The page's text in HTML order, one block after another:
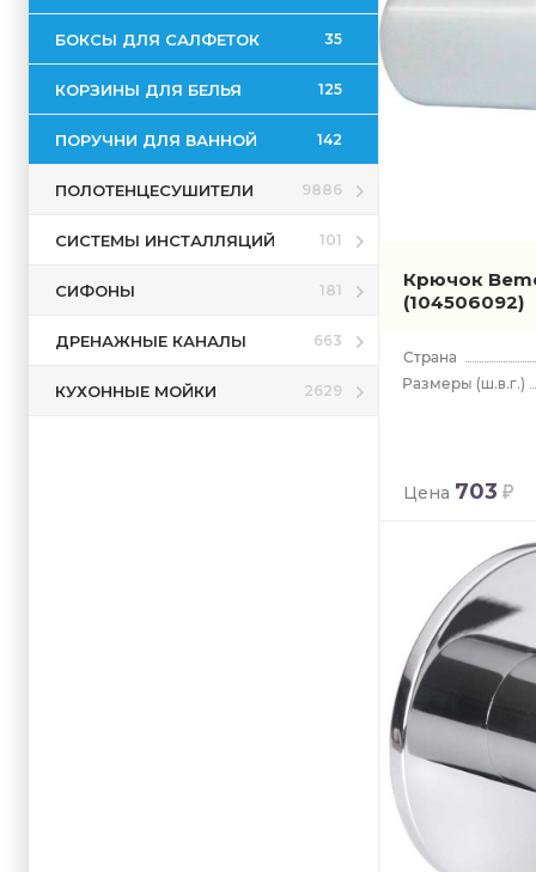
БОКСЫ ДЛЯ САЛФЕТОК 35
КОРЗИНЫ ДЛЯ БЕЛЬЯ 125
ПОРУЧНИ ДЛЯ ВАННОЙ 142
ПОЛОТЕНЦЕСУШИТЕЛИ 9886
СИСТЕМЫ ИНСТАЛЛЯЦИЙ 101
СИФОНЫ 181
ДРЕНАЖНЫЕ КАНАЛЫ 663
КУХОННЫЕ МОЙКИ 2629
Via
Крючок
(104506092)
(ш.в.г.)
Цена 703